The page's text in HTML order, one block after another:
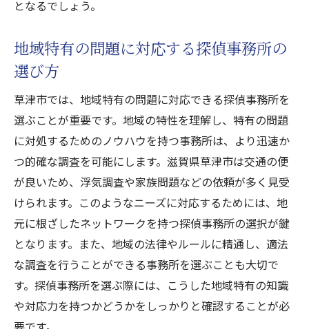
となるでしょう。
地域特有の問題に対応する探偵事務所の
選び方
草津市では、地域特有の問題に対応できる探偵事務所を
選ぶことが重要です。地域の特性を理解し、特有の問題
に対処するためのノウハウを持つ事務所は、より迅速か
つ的確な調査を可能にします。滋賀県草津市は交通の便
が良いため、浮気調査や家族問題などの依頼が多く見受
けられます。このようなニーズに対応するためには、地
元に根ざしたネットワークを持つ探偵事務所の選択が鍵
となります。また、地域の法律やルールに精通し、適法
な調査を行うことができる事務所を選ぶことも大切で
す。探偵事務所を選ぶ際には、こうした地域特有の知識
や対応力を持つかどうかをしっかりと確認することが必